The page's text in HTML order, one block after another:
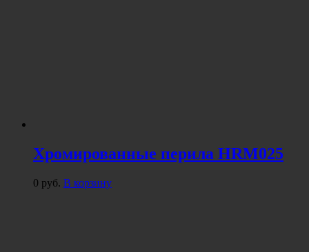
Хромированные перила HRM025
0 руб. В корзину